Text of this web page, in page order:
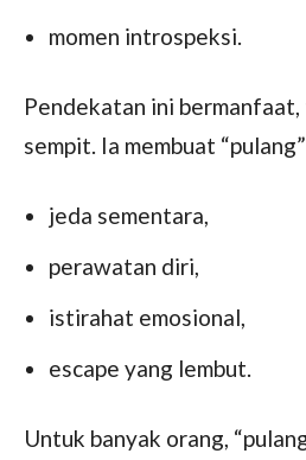
momen introspeksi.
Pendekatan ini
sempit. Ia membuat
jeda sementara,
perawatan diri,
istirahat emosional,
escape yang lembut.
Untuk banyak orang,